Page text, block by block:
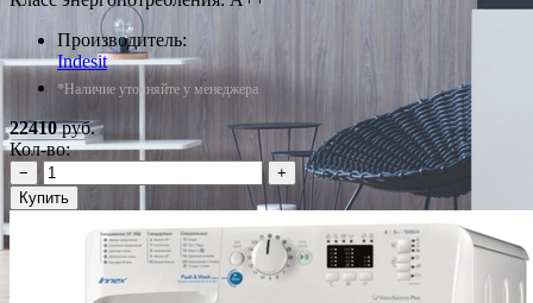
Производитель:
Indesit
*Наличие уточняйте у менеджера
22410руб.
Кол-во:
−
+
Купить